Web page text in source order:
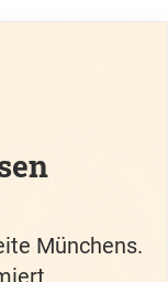
Münchens.